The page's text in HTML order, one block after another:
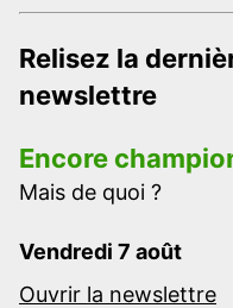
Relisez la
newslettre
Encore
Mais de quoi ?
Vendredi 7 août
Ouvrir la newslettre